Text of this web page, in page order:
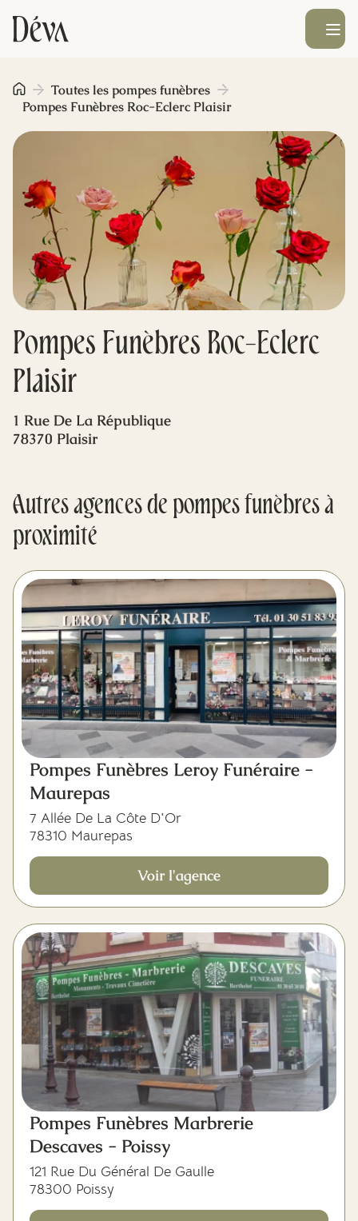
Obsèques
Prévoyance
Monument funéraire
Livraison de fleurs
Blog
Ouvrir le
Pompes Funèbres Roc-Eclerc
Plaisir
Toutes les pompes funèbres
Pompes Funèbres Roc-Eclerc Plaisir
1 Rue De La République
78370 Plaisir
Autres agences de pompes funèbres à
proximité
Pompes Funèbres Leroy Funéraire -
Maurepas
7 Allée De La Côte D'Or
78310 Maurepas
Voir l'agence
Pompes Funèbres Marbrerie
Descaves - Poissy
121 Rue Du Général De Gaulle
78300 Poissy